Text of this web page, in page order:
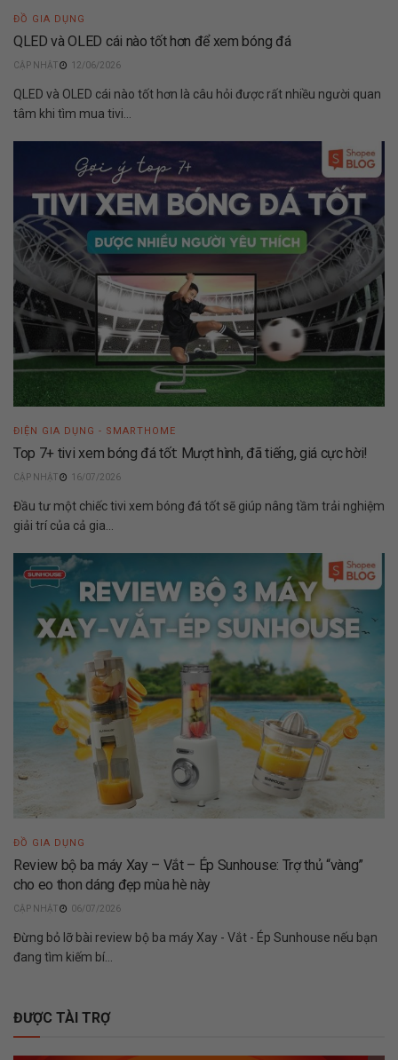
ĐỒ GIA DỤNG
QLED và OLED cái nào tốt hơn để xem bóng đá
12/06/2026
QLED và OLED cái nào tốt hơn là câu hỏi được rất nhiều người quan
tâm khi tìm mua tivi...
ĐIỆN GIA DỤNG - SMARTHOME
Top 7+ tivi xem bóng đá tốt: Mượt hình, đã tiếng, giá cực hời!
16/07/2026
Đầu tư một chiếc tivi xem bóng đá tốt sẽ giúp nâng tầm trải nghiệm
giải trí của cả gia...
ĐỒ GIA DỤNG
Review bộ ba máy Xay – Vắt – Ép Sunhouse: Trợ thủ “vàng”
cho eo thon dáng đẹp mùa hè này
06/07/2026
Đừng bỏ lỡ bài review bộ ba máy Xay - Vắt - Ép Sunhouse nếu bạn
đang tìm kiếm bí...
ĐƯỢC TÀI TRỢ